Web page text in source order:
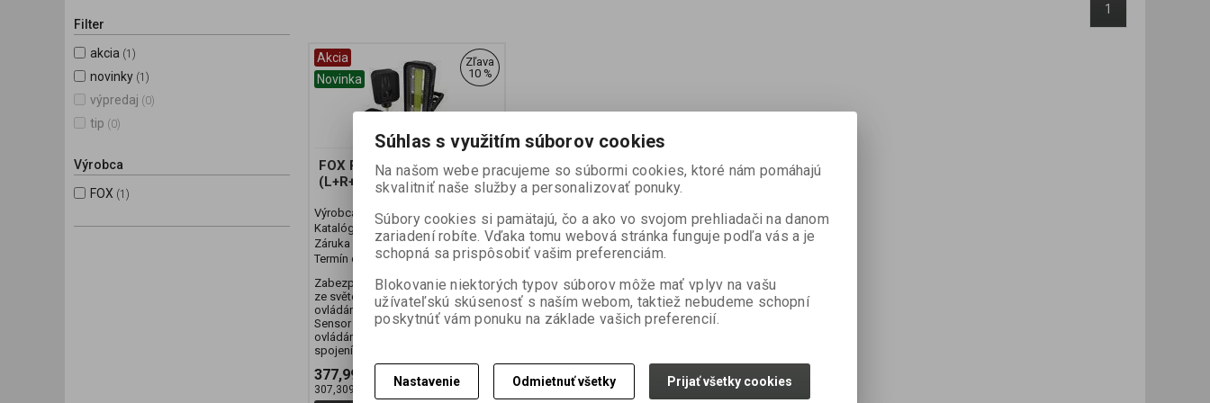
Filter
akcia (1)
novinky (1)
výpredaj (0)
tip (0)
Výrobca
FOX (1)
1
Akcia
Novinka
Zľava
10 %
FOX RX+ Security system
(L+R+S)
Výrobca:
FOX
Katalógové číslo:CEI222
Záruka (mesiacov):24
Termín dodania (dni):2
Zabezpečovací systém se skládá
ze světel RX+ Light, dálkového
ovládání RX+ Remote a čidel RX+
Sensor Světla RX+ Light, dálkové
ovládání a čidla byly navrženy pro
spojení s hlásiči...
377,99 EUR 419,99 EUR
307,309 EUR (Vaša cena bez DPH:)
Súhlas s využitím súborov cookies
Na našom webe pracujeme so súbormi cookies, ktoré nám pomáhajú
skvalitniť naše služby a personalizovať ponuky.
Súbory cookies si pamätajú, čo a ako vo svojom prehliadači na danom
zariadení robíte. Vďaka tomu webová stránka funguje podľa vás a je
schopná sa prispôsobiť vašim preferenciám.
Blokovanie niektorých typov súborov môže mať vplyv na vašu
užívateľskú skúsenosť s naším webom, taktiež nebudeme schopní
poskytnúť vám ponuku na základe vašich preferencií.
Nastavenie Odmietnuť všetky Prijať všetky cookies